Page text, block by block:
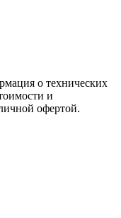
о технических
и
офертой.